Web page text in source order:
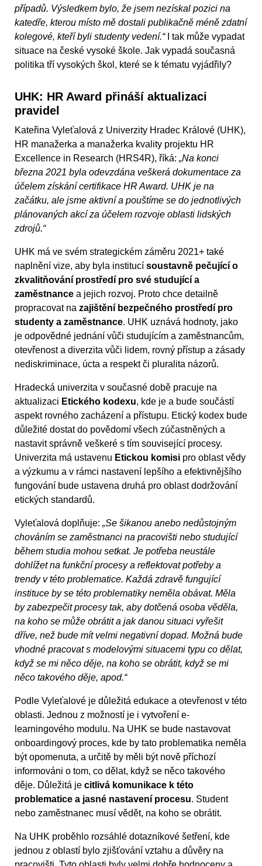
případů. Výsledkem bylo, že jsem nezískal pozici na
katedře, kterou místo mě dostali publikačně méně zdatní
kolegové, kteří byli studenty vedení.“I tak může vypadat
situace na české vysoké škole. Jak vypadá současná
politika tří vysokých škol, které se k tématu vyjádřily?
UHK: HR Award přináší aktualizaci
pravidel
Kateřina Vyleťalová z Univerzity Hradec Králové (UHK),
HR manažerka a manažerka kvality projektu HR
Excellence in Research (HRS4R), říká: „Na konci
března 2021 byla odevzdána veškerá dokumentace za
účelem získání certifikace HR Award. UHK je na
začátku, ale jsme aktivní a pouštíme se do jednotlivých
plánovaných akcí za účelem rozvoje oblasti lidských
zdrojů.“
UHK má ve svém strategickém záměru 2021+ také
naplnění vize, aby byla institucí soustavně pečující o
zkvalitňování prostředí pro své studující a
zaměstnance a jejich rozvoj. Proto chce detailně
propracovat na zajištění bezpečného prostředí pro
studenty a zaměstnance. UHK uznává hodnoty, jako
je odpovědné jednání vůči studujícím a zaměstnancům,
otevřenost a diverzita vůči lidem, rovný přístup a zásady
nediskriminace, úcta a respekt či pluralita názorů.
Hradecká univerzita v současné době pracuje na
aktualizaci Etického kodexu, kde je a bude součástí
aspekt rovného zacházení a přístupu. Etický kodex bude
důležité dostat do povědomí všech zúčastněných a
nastavit správně veškeré s tím související procesy.
Univerzita má ustavenu Etickou komisi pro oblast vědy
a výzkumu a v rámci nastavení lepšího a efektivnějšího
fungování bude ustavena druhá pro oblast dodržování
etických standardů.
Vyleťalová doplňuje: „Se šikanou anebo nedůstojným
chováním se zaměstnanci na pracovišti nebo studující
během studia mohou setkat. Je potřeba neustále
dohlížet na funkční procesy a reflektovat potřeby a
trendy v této problematice. Každá zdravě fungující
instituce by se této problematiky neměla obávat. Měla
by zabezpečit procesy tak, aby dotčená osoba věděla,
na koho se může obrátit a jak danou situaci vyřešit
dříve, než bude mít velmi negativní dopad. Možná bude
vhodné pracovat s modelovými situacemi typu co dělat,
když se mi něco děje, na koho se obrátit, když se mi
něco takového děje, apod.“
Podle Vyleťalové je důležitá edukace a otevřenost v této
oblasti. Jednou z možností je i vytvoření e-
learningového modulu. Na UHK se bude nastavovat
onboardingový proces, kde by tato problematika neměla
být opomenuta, a určitě by měli být nově příchozí
informováni o tom, co dělat, když se něco takového
děje. Důležitá je citlivá komunikace k této
problematice a jasné nastavení procesu. Student
nebo zaměstnanec musí vědět, na koho se obrátit.
Na UHK proběhlo rozsáhlé dotazníkové šetření, kde
jednou z oblastí bylo zjišťování vztahu a důvěry na